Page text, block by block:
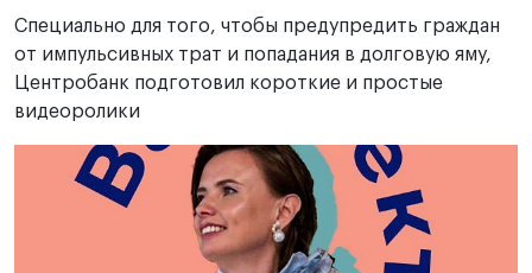
Специально для того, чтобы предупредить граждан
от импульсивных трат и попадания в долговую яму,
Центробанк подготовил короткие и простые
видеоролики